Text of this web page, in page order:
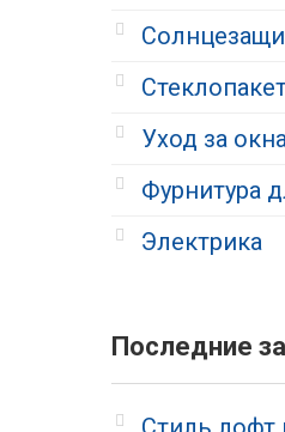
Уход за
Фурнитура
Электрика
Последние